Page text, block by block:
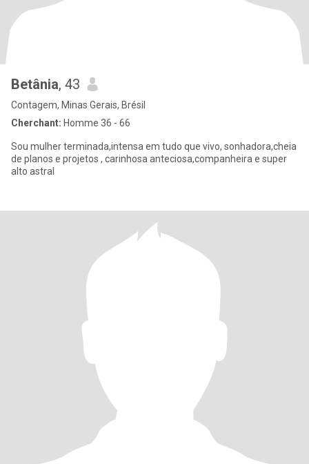
Betânia, 43
Contagem, Minas Gerais, Brésil
Cherchant: Homme 36 - 66
Sou mulher terminada,intensa em tudo que vivo, sonhadora,cheia
de planos e projetos , carinhosa anteciosa,companheira e super
alto astral